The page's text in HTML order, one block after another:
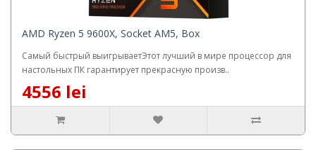
AMD Ryzen 5 9600X, Socket AM5, Box
Самый быстрый выигрываетЭтот лучший в мире процессор для
настольных ПК гарантирует прекрасную произв..
4556 lei